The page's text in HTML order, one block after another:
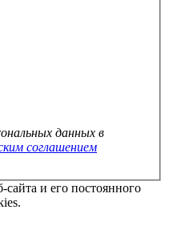
данных в
соглашением
и его постоянного